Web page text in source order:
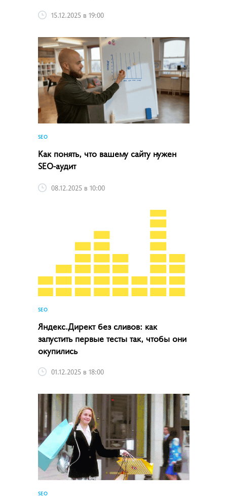
15.12.2025 в 19:00
SEO
Как понять, что вашему сайту нужен
SEO-аудит
08.12.2025 в 10:00
SEO
Яндекс.Директ без сливов: как
запустить первые тесты так, чтобы они
окупились
01.12.2025 в 18:00
SEO